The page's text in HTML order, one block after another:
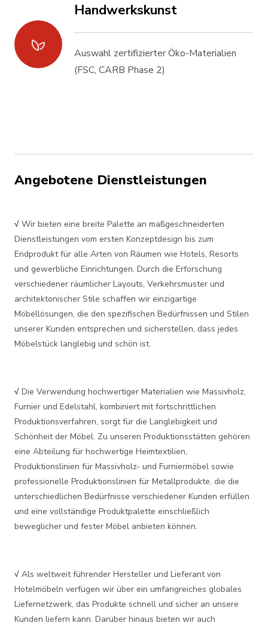
Handwerkskunst
Auswahl zertifizierter Öko-Materialien
(FSC, CARB Phase 2)
Angebotene Dienstleistungen
√ Wir bieten eine breite Palette an maßgeschneiderten
Dienstleistungen vom ersten Konzeptdesign bis zum
Endprodukt für alle Arten von Räumen wie Hotels, Resorts
und gewerbliche Einrichtungen. Durch die Erforschung
verschiedener räumlicher Layouts, Verkehrsmuster und
architektonischer Stile schaffen wir einzigartige
Möbellösungen, die den spezifischen Bedürfnissen und Stilen
unserer Kunden entsprechen und sicherstellen, dass jedes
Möbelstück langlebig und schön ist.
√ Die Verwendung hochwertiger Materialien wie Massivholz,
Furnier und Edelstahl, kombiniert mit fortschrittlichen
Produktionsverfahren, sorgt für die Langlebigkeit und
Schönheit der Möbel. Zu unseren Produktionsstätten gehören
eine Abteilung für hochwertige Heimtextilien,
Produktionslinien für Massivholz- und Furniermöbel sowie
professionelle Produktionslinien für Metallprodukte, die die
unterschiedlichen Bedürfnisse verschiedener Kunden erfüllen
und eine vollständige Produktpalette einschließlich
beweglicher und fester Möbel anbieten können.
√ Als weltweit führender Hersteller und Lieferant von
Hotelmöbeln verfügen wir über ein umfangreiches globales
Liefernetzwerk, das Produkte schnell und sicher an unsere
Kunden liefern kann. Darüber hinaus bieten wir auch